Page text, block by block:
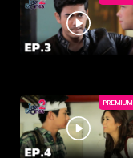
PREMIUM